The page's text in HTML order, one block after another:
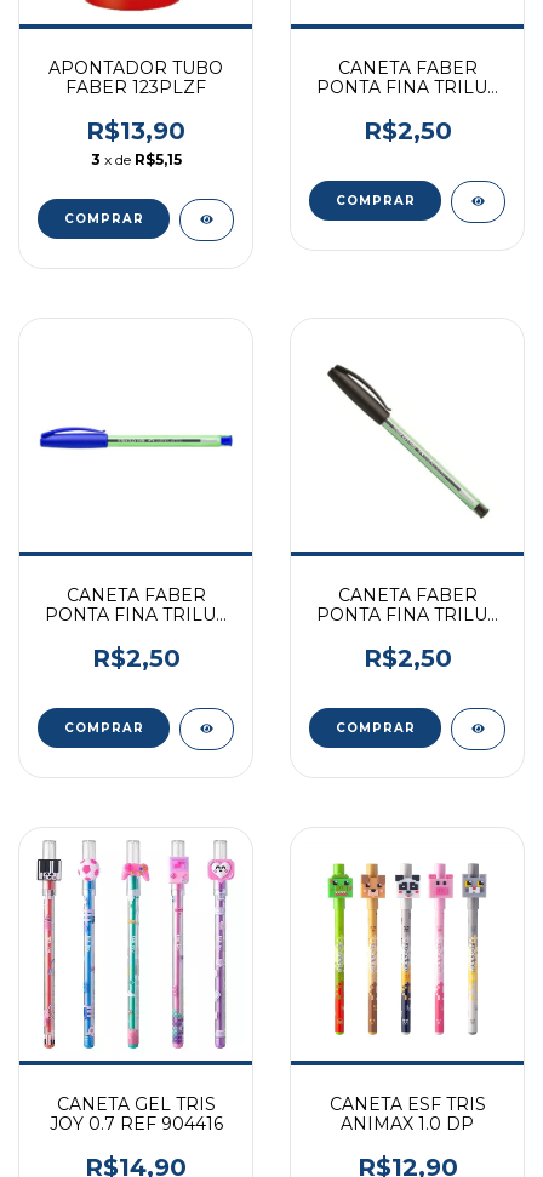
APONTADOR TUBO
FABER 123PLZF
R$13,90
3 x de R$5,15
COMPRAR
CANETA FABER
PONTA FINA TRILUX
R$2,50
CANETA FABER
PONTA FINA TRILUX
R$2,50
CANETA FABER
PONTA FINA TRILUX
R$2,50
CANETA GEL TRIS
JOY 0.7 REF 904416
R$14,90
CANETA ESF TRIS
ANIMAX 1.0 DP
R$12,90